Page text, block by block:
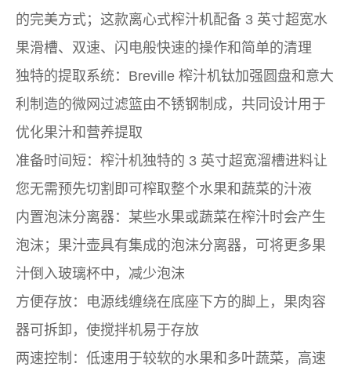
的完美方式；这款离心式榨汁机配备 3 英寸超宽水
果滑槽、双速、闪电般快速的操作和简单的清理
独特的提取系统：Breville 榨汁机钛加强圆盘和意大
利制造的微网过滤篮由不锈钢制成，共同设计用于
优化果汁和营养提取
准备时间短：榨汁机独特的 3 英寸超宽溜槽进料让
您无需预先切割即可榨取整个水果和蔬菜的汁液
内置泡沫分离器：某些水果或蔬菜在榨汁时会产生
泡沫；果汁壶具有集成的泡沫分离器，可将更多果
汁倒入玻璃杯中，减少泡沫
方便存放：电源线缠绕在底座下方的脚上，果肉容
器可拆卸，使搅拌机易于存放
两速控制：低速用于较软的水果和多叶蔬菜，高速